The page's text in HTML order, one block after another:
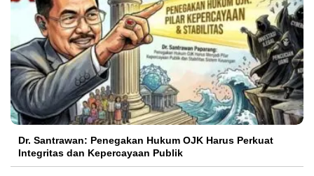
Dr. Santrawan: Penegakan Hukum OJK Harus Perkuat
Integritas dan Kepercayaan Publik